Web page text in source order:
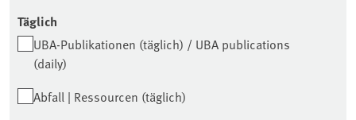
Täglich
UBA-Publikationen (täglich) / UBA publications
(daily)
Abfall | Ressourcen (täglich)